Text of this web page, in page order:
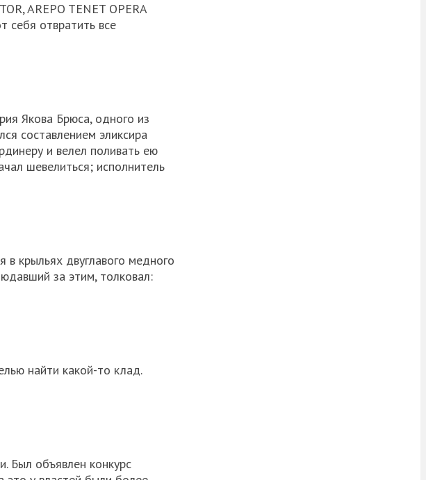
AREPO TENET OPERA
себя отвратить все
Якова Брюса, одного из
составлением эликсира
и велел поливать ею
шевелиться; исполнитель
в крыльях двуглавого медного
за этим, толковал:
найти какой-то клад.
Был объявлен конкурс